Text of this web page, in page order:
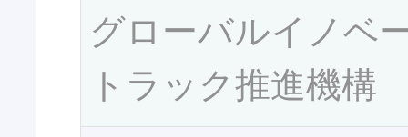
グローバルイノベ
トラック推進機構